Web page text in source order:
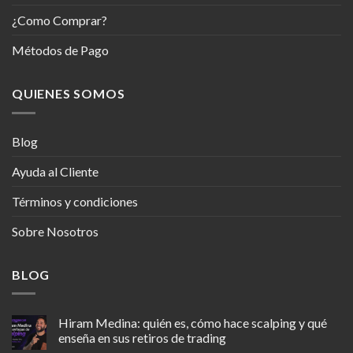
¿Como Comprar?
Métodos de Pago
QUIENES SOMOS
Blog
Ayuda al Cliente
Términos y condiciones
Sobre Nosotros
BLOG
Hiram Medina: quién es, cómo hace scalping y qué
enseña en sus retiros de trading